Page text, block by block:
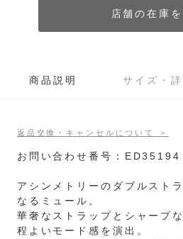
店舗の在庫
商品説明 サイズ・詳
返品交換・キャンセルについて ＞
お問い合わせ番号：ED35194
アシンメトリーのダブルスト
なるミュール。
華奢なストラップとシャープ
程よいモード感を演出。